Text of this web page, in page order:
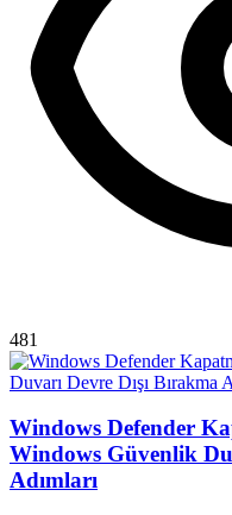
481
Windows Defender
Windows Güvenlik
Adımları